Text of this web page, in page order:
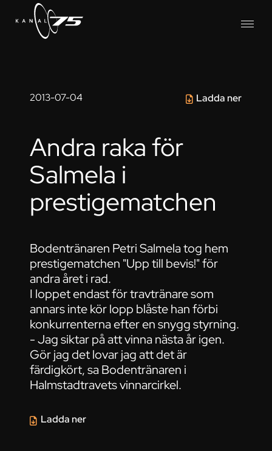
2013-07-04 Ladda ner
Andra raka för
Salmela i
prestigematchen
Bodentränaren Petri Salmela tog hem
prestigematchen "Upp till bevis!" för
andra året i rad.
I loppet endast för travtränare som
annars inte kör lopp blåste han förbi
konkurrenterna efter en snygg styrning.
- Jag siktar på att vinna nästa år igen.
Gör jag det lovar jag att det är
färdigkört, sa Bodentränaren i
Halmstadtravets vinnarcirkel.
Ladda ner